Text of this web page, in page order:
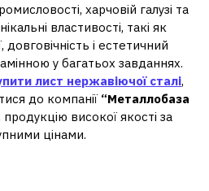
харчовій галузі та
властивості, такі як
довговічність і естетичний
у багатьох завданнях.
лист нержавіючої сталі,
до компанії “Металлобаза
високої якості за
цінами.